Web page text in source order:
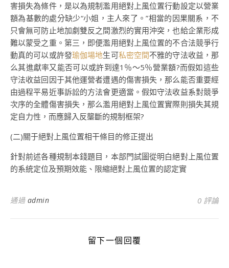
害損失為條件，是以為規制濫用絕對上風位置行動設定以營業
額為基數的處分缺少“小姐，主人來了。”相當的因果關系，不
只會無可防止地加劇雙反之間激烈的實用沖突，也給企業形成
難以蒙受之重。第三，即便濫用絕對上風位置的不合法競爭行
動真的可以或許發瑜伽場地生可私密空間不雅的守法收益，那
么其進獻率又能否可以或許到達1％～5％營業額?而假如這些
守法收益回因于其他運營者遭遇的傷害損失，那么能否重要經
由過程平易近事訴訟的方法會更適當。假如守法收益系對競爭
次序的全體傷害損失，那么濫用絕對上風位置實際則損失其規
定自力性，而應歸入反壟斷的規制框架?
(二)關于絕對上風位置相干條目的修正提出
針對前述各種規制本錢題目，本部門試圖從明白絕對上風位置
的系統定位及預期效能、限縮絕對上風位置的認定實
通過 admin 0 評論
留下一個回覆